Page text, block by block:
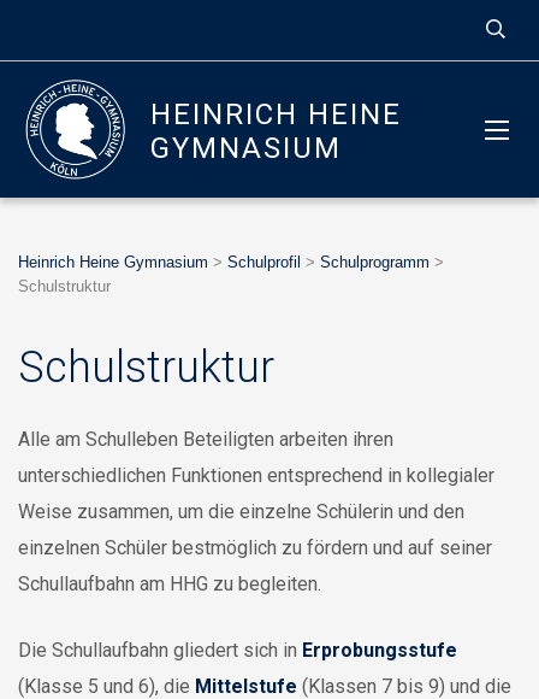
HEINRICH HEINE
GYMNASIUM
Heinrich Heine Gymnasium > Schulprofil > Schulprogramm >
Schulstruktur
Schulstruktur
Alle am Schulleben Beteiligten arbeiten ihren
unterschiedlichen Funktionen entsprechend in kollegialer
Weise zusammen, um die einzelne Schülerin und den
einzelnen Schüler bestmöglich zu fördern und auf seiner
Schullaufbahn am HHG zu begleiten.
Die Schullaufbahn gliedert sich in Erprobungsstufe
(Klasse 5 und 6), die Mittelstufe (Klassen 7 bis 9) und die